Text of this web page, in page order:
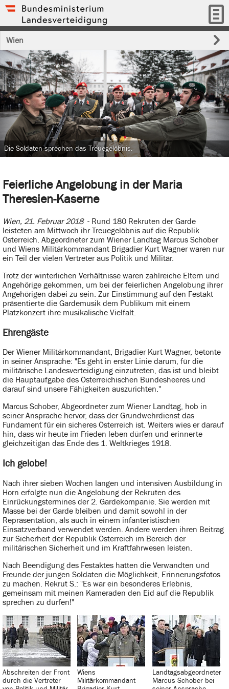
Wien
Feierliche Angelobung in der Maria
Theresien-Kaserne
Wien, 21. Februar 2018 - Rund 180 Rekruten der Garde
leisteten am Mittwoch ihr Treuegelöbnis auf die Republik
Österreich. Abgeordneter zum Wiener Landtag Marcus Schober
und Wiens Militärkommandant Brigadier Kurt Wagner waren nur
ein Teil der vielen Vertreter aus Politik und Militär.
Trotz der winterlichen Verhältnisse waren zahlreiche Eltern und
Angehörige gekommen, um bei der feierlichen Angelobung ihrer
Angehörigen dabei zu sein. Zur Einstimmung auf den Festakt
präsentierte die Gardemusik dem Publikum mit einem
Platzkonzert ihre musikalische Vielfalt.
Ehrengäste
Der Wiener Militärkommandant, Brigadier Kurt Wagner, betonte
in seiner Ansprache: "Es geht in erster Linie darum, für die
militärische Landesverteidigung einzutreten, das ist und bleibt
die Hauptaufgabe des Österreichischen Bundesheeres und
darauf sind unsere Fähigkeiten auszurichten."
Marcus Schober, Abgeordneter zum Wiener Landtag, hob in
seiner Ansprache hervor, dass der Grundwehrdienst das
Fundament für ein sicheres Österreich ist. Weiters wies er darauf
hin, dass wir heute im Frieden leben dürfen und erinnerte
gleichzeitigan das Ende des 1. Weltkrieges 1918.
Ich gelobe!
Nach ihrer sieben Wochen langen und intensiven Ausbildung in
Horn erfolgte nun die Angelobung der Rekruten des
Einrückungstermines der 2. Gardekompanie. Sie werden mit
Masse bei der Garde bleiben und damit sowohl in der
Repräsentation, als auch in einem infanteristischen
Einsatzverband verwendet werden. Andere werden ihren Beitrag
zur Sicherheit der Republik Österreich im Bereich der
militärischen Sicherheit und im Kraftfahrwesen leisten.
Nach Beendigung des Festaktes hatten die Verwandten und
Freunde der jungen Soldaten die Möglichkeit, Erinnerungsfotos
zu machen. Rekrut S.: "Es war ein besonderes Erlebnis,
gemeinsam mit meinen Kameraden den Eid auf die Republik
sprechen zu dürfen!"
Die Soldaten sprechen das Treuegelöbnis.
Abschreiten der Front
durch die Vertreter
Wiens
Militärkommandant
Landtagsabgeordneter
Marcus Schober bei